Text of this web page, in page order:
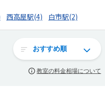
西高屋駅(4) 白市駅(2)
教室の料金相場について